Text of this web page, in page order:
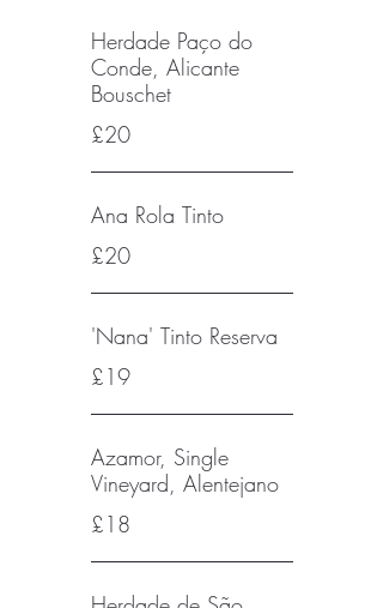
Herdade Paço do
Conde, Alicante
Bouschet
£20
Ana Rola Tinto
£20
'Nana' Tinto Reserva
£19
Azamor, Single
Vineyard, Alentejano
£18